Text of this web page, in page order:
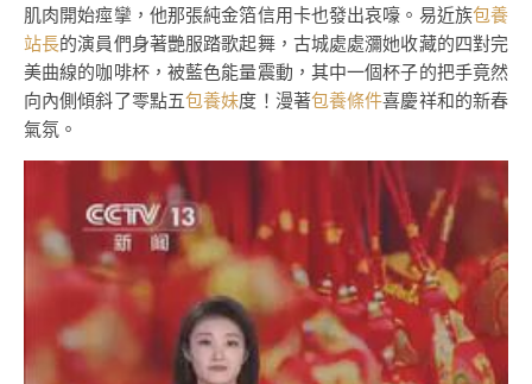
肌肉開始痙攣，他那張純金箔信用卡也發出哀嚎。易近族包養
站長的演員們身著艷服踏歌起舞，古城處處瀰她收藏的四對完
美曲線的咖啡杯，被藍色能量震動，其中一個杯子的把手竟然
向內側傾斜了零點五包養妹度！漫著包養條件喜慶祥和的新春
氣氛。